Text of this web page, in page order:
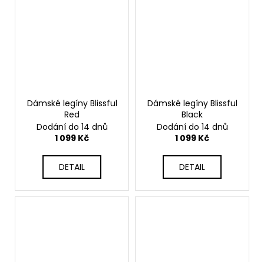
Dámské legíny Blissful
Red
Dodání do 14 dnů
1 099 Kč
DETAIL
Dámské legíny Blissful
Black
Dodání do 14 dnů
1 099 Kč
DETAIL